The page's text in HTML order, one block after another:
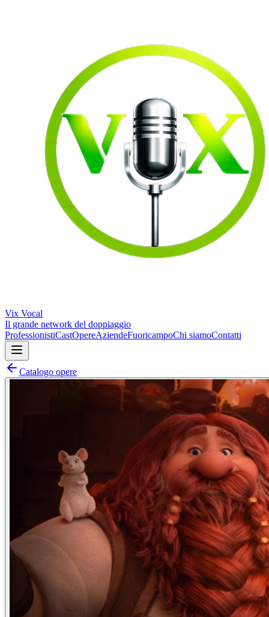
Vix Vocal
Il grande network del doppiaggio
ProfessionistiCastOpereAziendeFuoricampoChi siamoContatti
Catalogo opere